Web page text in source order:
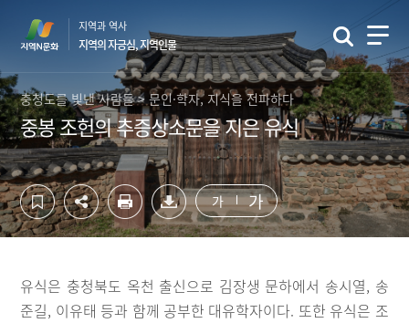
영
역
바
로
가
기
역
바
로
가
기
지역과 역사
지역의 자긍심, 지역인물
충청도를 빛낸 사람들 > 문인·학자, 지식을 전파하다
중봉 조헌의 추증상소문을 지은 유식
가 가
유식은 충청북도 옥천 출신으로 김장생 문하에서 송시열, 송
준길, 이유태 등과 함께 공부한 대유학자이다. 또한 유식은 조